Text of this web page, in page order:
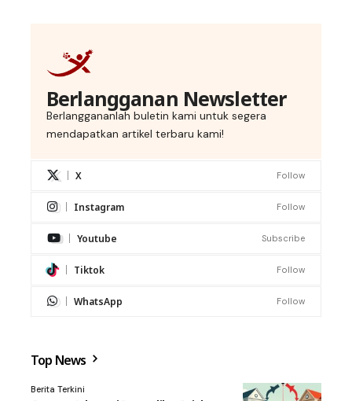
Berlangganan Newsletter
Berlanggananlah buletin kami untuk segera
mendapatkan artikel terbaru kami!
X Follow
Instagram Follow
Youtube Subscribe
Tiktok Follow
WhatsApp Follow
Top News
Berita Terkini